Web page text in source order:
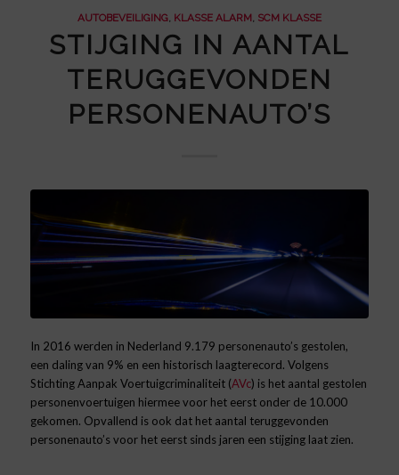
AUTOBEVEILIGING, KLASSE ALARM, SCM KLASSE
STIJGING IN AANTAL
TERUGGEVONDEN
PERSONENAUTO’S
In 2016 werden in Nederland 9.179 personenauto’s gestolen,
een daling van 9% en een historisch laagterecord. Volgens
Stichting Aanpak Voertuigcriminaliteit (AVc) is het aantal gestolen
personenvoertuigen hiermee voor het eerst onder de 10.000
gekomen. Opvallend is ook dat het aantal teruggevonden
personenauto’s voor het eerst sinds jaren een stijging laat zien.